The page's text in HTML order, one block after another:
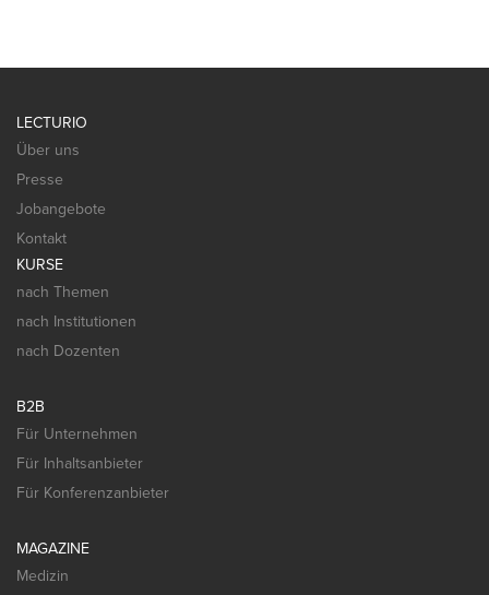
LECTURIO
Über uns
Presse
Jobangebote
Kontakt
KURSE
nach Themen
nach Institutionen
nach Dozenten
B2B
Für Unternehmen
Für Inhaltsanbieter
Für Konferenzanbieter
MAGAZINE
Medizin